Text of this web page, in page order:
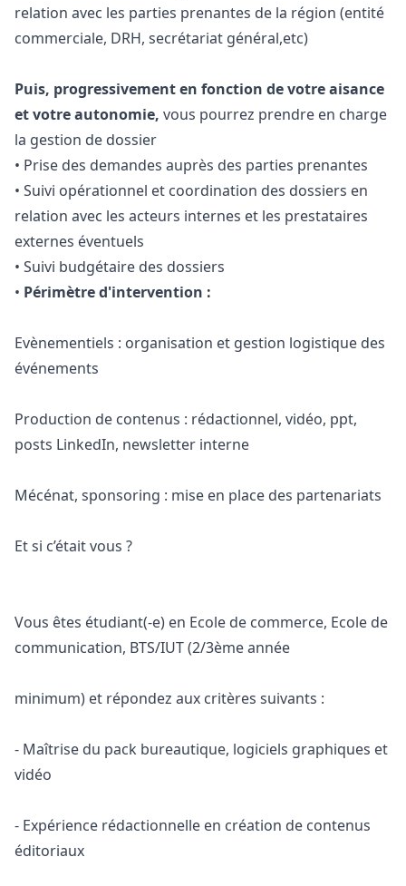
relation avec les parties prenantes de la région (entité
commerciale, DRH, secrétariat général,etc)
Puis, progressivement en fonction de votre aisance
et votre autonomie, vous pourrez prendre en charge
la gestion de dossier
• Prise des demandes auprès des parties prenantes
• Suivi opérationnel et coordination des dossiers en
relation avec les acteurs internes et les prestataires
externes éventuels
• Suivi budgétaire des dossiers
• Périmètre d'intervention :
Evènementiels : organisation et gestion logistique des
événements
Production de contenus : rédactionnel, vidéo, ppt,
posts LinkedIn, newsletter interne
Mécénat, sponsoring : mise en place des partenariats
Et si c’était vous ?
Vous êtes étudiant(-e) en Ecole de commerce, Ecole de
communication, BTS/IUT (2/3ème année
minimum) et répondez aux critères suivants :
- Maîtrise du pack bureautique, logiciels graphiques et
vidéo
- Expérience rédactionnelle en création de contenus
éditoriaux